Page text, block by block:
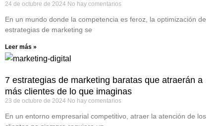
24 de octubre de 2024 No hay comentarios
En un mundo donde la competencia es feroz, la optimización de
estrategias de marketing se
Leer más »
7 estrategias de marketing baratas que atraerán a
más clientes de lo que imaginas
23 de octubre de 2024 No hay comentarios
En un entorno empresarial competitivo, atraer la atención de los